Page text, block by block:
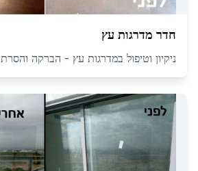
חדר מדרגות עץ
ניקיון וטיפול במדרגות עץ - הברקה